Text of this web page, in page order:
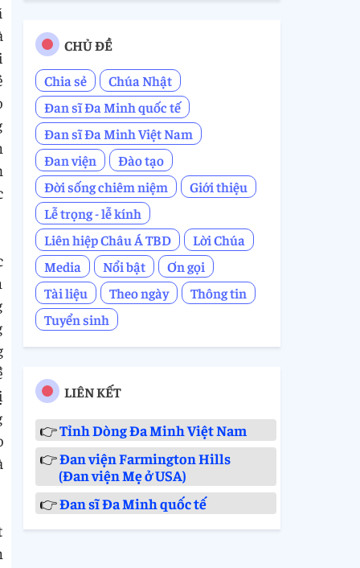
CHỦ ĐỀ
Chia sẻ
Chúa Nhật
Đan sĩ Đa Minh quốc tế
Đan sĩ Đa Minh Việt Nam
Đan viện
Đào tạo
Đời sống chiêm niệm
Giới thiệu
Lễ trọng - lễ kính
Liên hiệp Châu Á TBD
Lời Chúa
Media
Nổi bật
Ơn gọi
Tài liệu
Theo ngày
Thông tin
Tuyển sinh
LIÊN KẾT
👉Tỉnh Dòng Đa Minh Việt Nam
👉Đan viện Farmington Hills
(Đan viện Mẹ ở USA)
👉Đan sĩ Đa Minh quốc tế